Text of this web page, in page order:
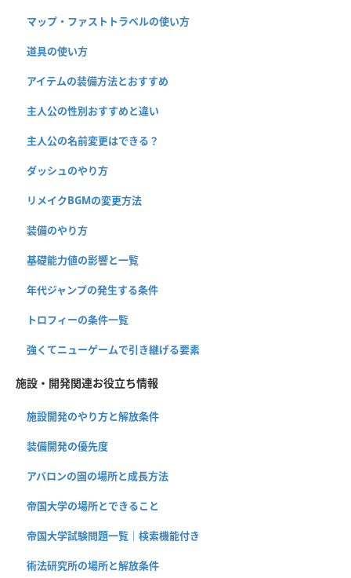
マップ・ファストトラベルの使い方
道具の使い方
アイテムの装備方法とおすすめ
主人公の性別おすすめと違い
主人公の名前変更はできる？
ダッシュのやり方
リメイクBGMの変更方法
装備のやり方
基礎能力値の影響と一覧
年代ジャンプの発生する条件
トロフィーの条件一覧
強くてニューゲームで引き継げる要素
施設・開発関連お役立ち情報
施設開発のやり方と解放条件
装備開発の優先度
アバロンの園の場所と成長方法
帝国大学の場所とできること
帝国大学試験問題一覧｜検索機能付き
術法研究所の場所と解放条件